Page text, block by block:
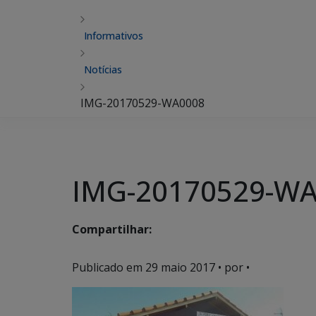
Informativos
Notícias
IMG-20170529-WA0008
IMG-20170529-
Compartilhar:
Publicado em 29 maio 2017 • por •